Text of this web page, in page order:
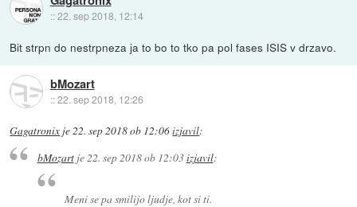
::22. sep 2018, 12:14
Bit strpn do nestrpneza ja to bo to tko pa pol fases ISIS v drzavo.
bMozart
::22. sep 2018, 12:26
Gagatronix je22. sep 2018 ob 12:06izjavil:
bMozartje22. sep 2018 ob 12:03izjavil:
Meni se pa smilijo ljudje, kot si ti.